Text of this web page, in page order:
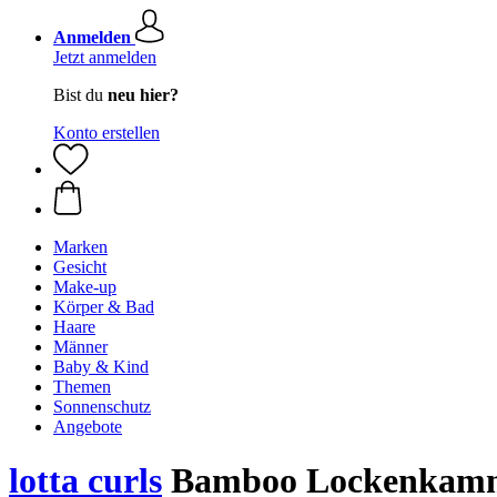
Anmelden
Jetzt anmelden
Bist du neu hier?
Konto erstellen
Marken
Gesicht
Make-up
Körper & Bad
Haare
Männer
Baby & Kind
Themen
Sonnenschutz
Angebote
lotta curls Bamboo